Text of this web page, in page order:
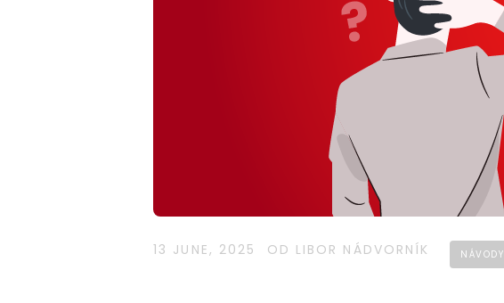
13 JUNE, 2025 OD LIBOR NÁDVORNÍK NÁVODY